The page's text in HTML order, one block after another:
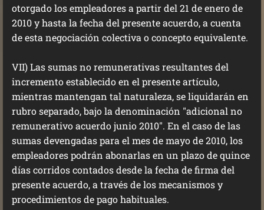
otorgado los empleadores a partir del 21 de enero de
2010 y hasta la fecha del presente acuerdo, a cuenta
de esta negociación colectiva o concepto equivalente.
VII) Las sumas no remunerativas resultantes del
incremento establecido en el presente artículo,
mientras mantengan tal naturaleza, se liquidarán en
rubro separado, bajo la denominación "adicional no
remunerativo acuerdo junio 2010". En el caso de las
sumas devengadas para el mes de mayo de 2010, los
empleadores podrán abonarlas en un plazo de quince
días corridos contados desde la fecha de firma del
presente acuerdo, a través de los mecanismos y
procedimientos de pago habituales.